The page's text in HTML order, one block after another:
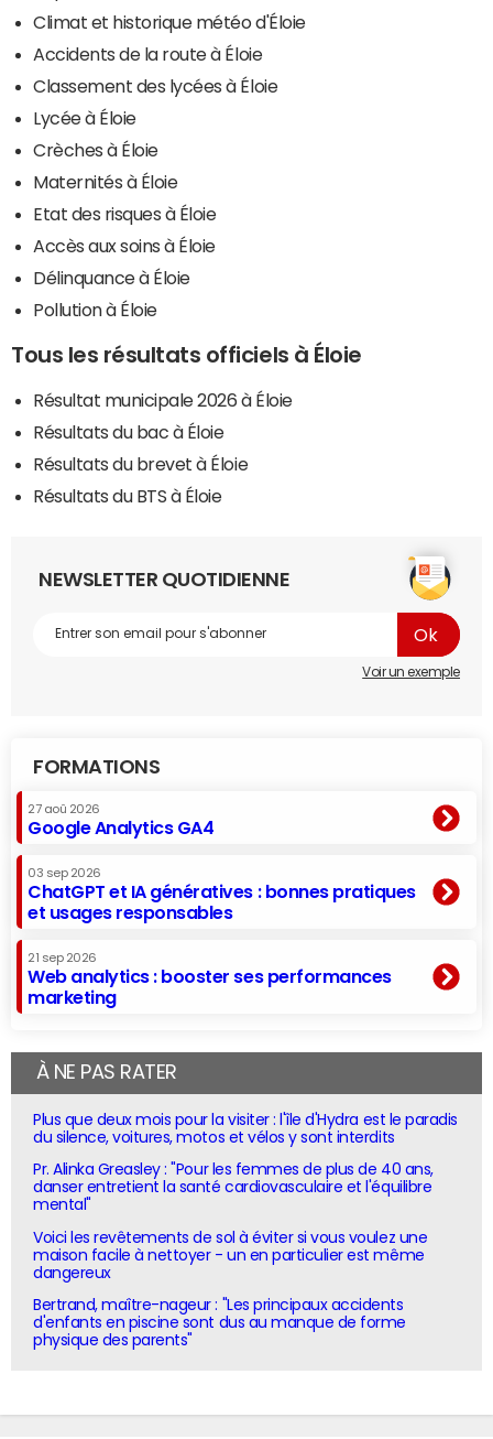
Climat et historique météo d'Éloie
Accidents de la route à Éloie
Classement des lycées à Éloie
Lycée à Éloie
Crèches à Éloie
Maternités à Éloie
Etat des risques à Éloie
Accès aux soins à Éloie
Délinquance à Éloie
Pollution à Éloie
Tous les résultats officiels à Éloie
Résultat municipale 2026 à Éloie
Résultats du bac à Éloie
Résultats du brevet à Éloie
Résultats du BTS à Éloie
NEWSLETTER QUOTIDIENNE
Voir un exemple
FORMATIONS
27 aoû 2026
Google Analytics GA4
03 sep 2026
ChatGPT et IA génératives : bonnes pratiques
et usages responsables
21 sep 2026
Web analytics : booster ses performances
marketing
À NE PAS RATER
Plus que deux mois pour la visiter : l'île d'Hydra est le paradis
du silence, voitures, motos et vélos y sont interdits
Pr. Alinka Greasley : "Pour les femmes de plus de 40 ans,
danser entretient la santé cardiovasculaire et l'équilibre
mental"
Voici les revêtements de sol à éviter si vous voulez une
maison facile à nettoyer - un en particulier est même
dangereux
Bertrand, maître-nageur : "Les principaux accidents
d'enfants en piscine sont dus au manque de forme
physique des parents"